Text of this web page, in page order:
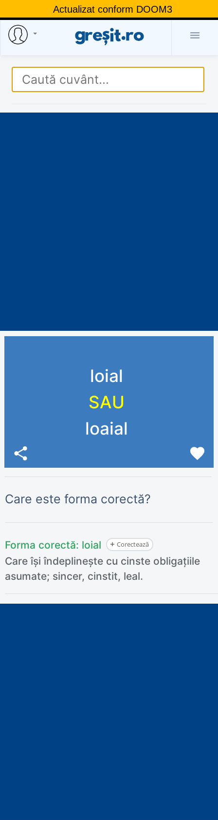
Actualizat conform DOOM3

loial
SAU
loaial
share favorite
Care este forma corectă?
Forma corectă: loial Corectează
Care își îndeplinește cu cinste obligațiile
asumate; sincer, cinstit, leal.